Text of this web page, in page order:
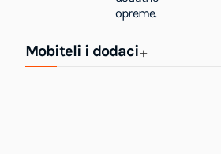
opreme.
Mobiteli i dodaci+